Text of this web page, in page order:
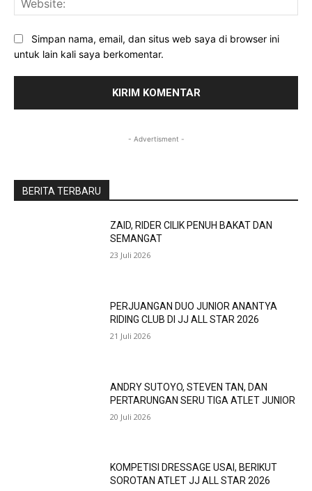
Simpan nama, email, dan situs web saya di browser ini
untuk lain kali saya berkomentar.
- Advertisment -
BERITA TERBARU
ZAID, RIDER CILIK PENUH BAKAT DAN
SEMANGAT
23 Juli 2026
PERJUANGAN DUO JUNIOR ANANTYA
RIDING CLUB DI JJ ALL STAR 2026
21 Juli 2026
ANDRY SUTOYO, STEVEN TAN, DAN
PERTARUNGAN SERU TIGA ATLET JUNIOR
20 Juli 2026
KOMPETISI DRESSAGE USAI, BERIKUT
SOROTAN ATLET JJ ALL STAR 2026